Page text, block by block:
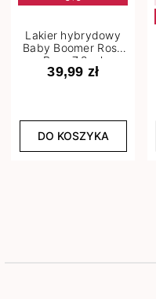
Lakier hybrydowy
Baby Boomer Rose
Base 7,2 ml
39,99 zł
DO KOSZYKA